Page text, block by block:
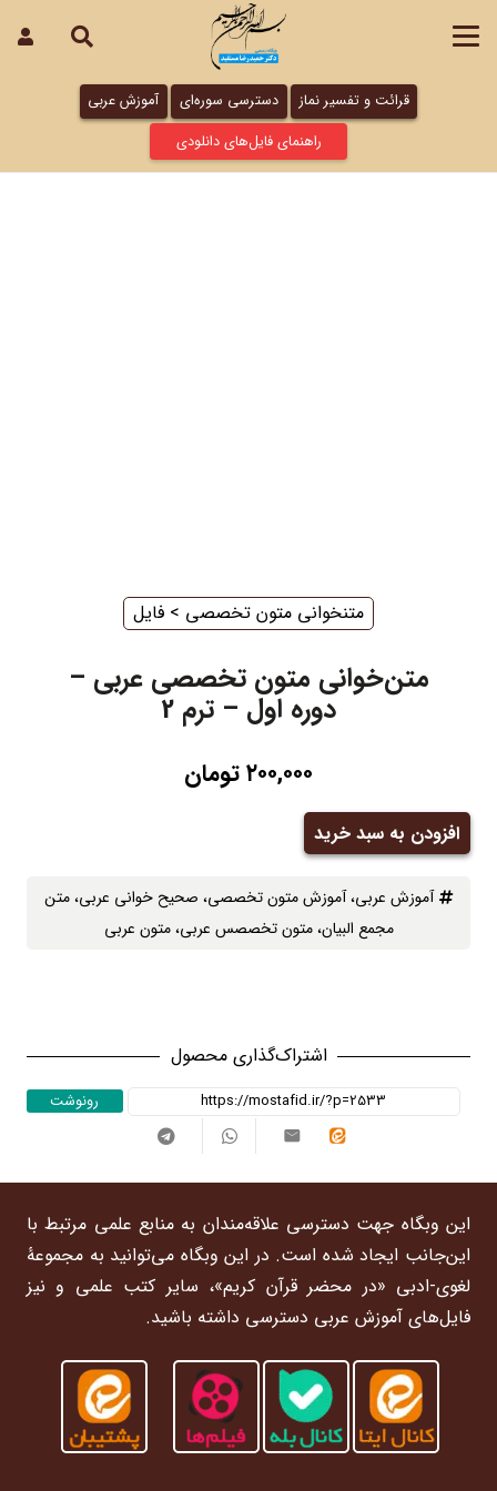
قرائت و تفسیر نماز دسترسی سوره‌ای
آموزش عربی
راهنمای فایل‌های دانلودی
فایل ‌ > ‌ متنخوانی متون تخصصی
متن‌خوانی متون تخصصی عربی –
دوره اول – ترم 2
۲۰۰,۰۰۰تومان
متن‌خوانی
تخصصی
-
افزودن به سبد خرید
آموزش عربی، ‌آموزش متون تخصصی، ‌ صحیح خوانی عربی، ‌متن
مجمع البیان، ‌متون تخصصس عربی، ‌متون عربی
اشتراک‌گذاری محصول
رونوشت
این وبگاه جهت دسترسی علاقه‌مندان به منابع علمی مرتبط با
این‌جانب ایجاد شده است. در این وبگاه می‌توانید به مجموعۀ
لغوی-ادبی «در محضر قرآن کریم»، سایر کتب علمی و نیز
فایل‌های آموزش عربی دسترسی داشته باشید.